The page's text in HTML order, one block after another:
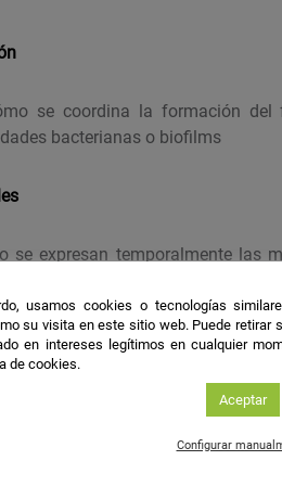
se coordina la formación
bacterianas o biofilms
se expresan temporalmente las
usando como organismo modelo
cómo las bacterias saben en
coordinan este proceso.
de cosas. Tuve la suerte
con la naturaleza, y siempre
usamos cookies o tecnologías
su visita en este sitio web. Puede retirar
en intereses legítimos en cualquier
de cookies.
Aceptar
Configurar